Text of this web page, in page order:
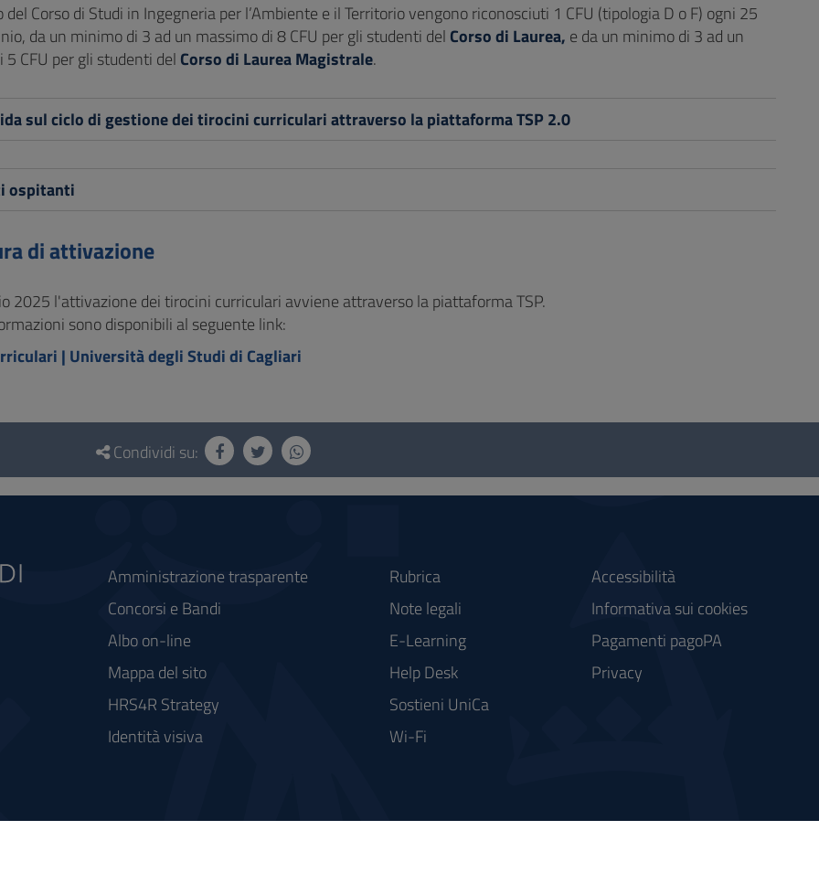
del Corso di Studi in Ingegneria per l’Ambiente e il Territorio vengono riconosciuti 1 CFU (tipologia D o F) ogni 25
da un minimo di 3 ad un massimo di 8 CFU per gli studenti del Corso di Laurea, e da un minimo di 3 ad un
5 CFU per gli studenti del Corso di Laurea Magistrale.
sul ciclo di gestione dei tirocini curriculari attraverso la piattaforma TSP 2.0
ospitanti
di attivazione
2025 l'attivazione dei tirocini curriculari avviene attraverso la piattaforma TSP.
sono disponibili al seguente link:
| Università degli Studi di Cagliari
Condividi su:
Amministrazione trasparente
Concorsi e Bandi
Albo on-line
Mappa del sito
HRS4R Strategy
Identità visiva
Rubrica
Note legali
E-Learning
Help Desk
Sostieni UniCa
Wi-Fi
Accessibilità
Informativa sui cookies
Pagamenti pagoPA
Privacy